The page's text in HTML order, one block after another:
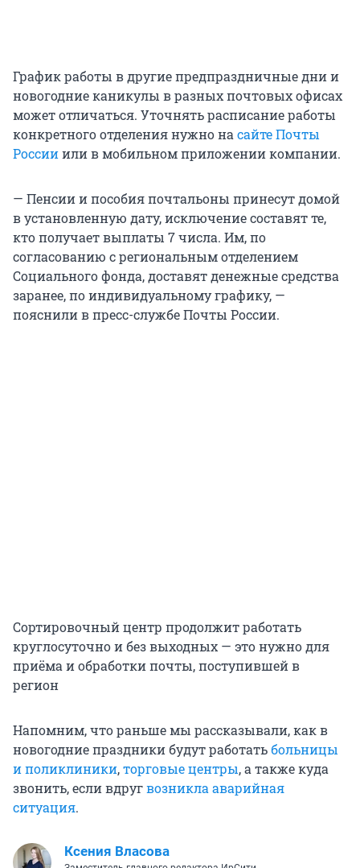
График работы в другие предпраздничные дни и
новогодние каникулы в разных почтовых офисах
может отличаться. Уточнять расписание работы
конкретного отделения нужно насайте Почты
Россииили в мобильном приложении компании.
— Пенсии и пособия почтальоны принесут домой
в установленную дату, исключение составят те,
кто получает выплаты 7 числа. Им, по
согласованию с региональным отделением
Социального фонда, доставят денежные средства
заранее, по индивидуальному графику, —
пояснили в пресс-службе Почты России.
Сортировочный центр продолжит работать
круглосуточно и без выходных — это нужно для
приёма и обработки почты, поступившей в
регион
Напомним, что раньше мы рассказывали, как в
новогодние праздники будут работатьбольницы
и поликлиники,торговые центры, а также куда
звонить, если вдругвозникла аварийная
ситуация.
Ксения Власова